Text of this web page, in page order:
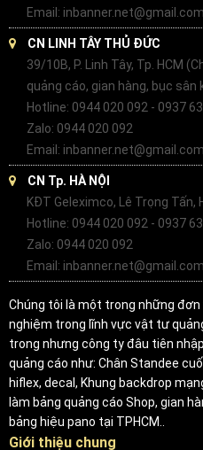
Email: inbanner.net@gmail.com
CN LINH TÂY THỦ ĐỨC
39/10B, P. Linh Tây, Tp. HCM
quảng cáo, gian hàng, bục sân
Hotline: 0944 020 092 - 0937
Zalo: 0944 020 092
Email: inbanner.net@gmail.com
CN Tp. HÀ NỘI
KĐT Geleximco, Lê Trọng Tấn,
Hotline: 0944 020 092 - 0937
Zalo: 0944 020 092
Email: inbanner.net@gmail.com
Chúng tôi là một trong những đơn
nghiệm trong lĩnh vực vật tư
trong nhưng công ty đâu tiên
quảng cáo như: Chân Standee
hiflex, decal, Khung backdrop
làm bảng quảng cáo Shop, gian
bảng hiệu pano tại TPHCM..
Giới thiệu chung